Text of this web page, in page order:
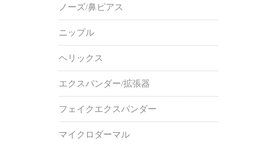
ノーズ/鼻ピアス
ニップル
ヘリックス
エクスパンダー/拡張器
フェイクエクスパンダー
マイクロダーマル